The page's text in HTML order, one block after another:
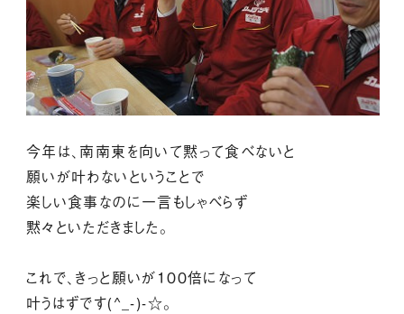
今年は、南南東を向いて黙って食べないと
願いが叶わないということで
楽しい食事なのに一言もしゃべらず
黙々といただきました。
これで、きっと願いが１００倍になって
叶うはずです(^_-)-☆。